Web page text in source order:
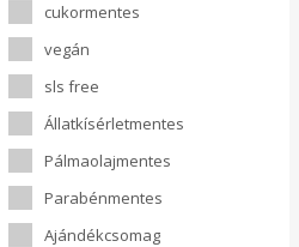
cukormentes
vegán
sls free
Állatkísérletmentes
Pálmaolajmentes
Parabénmentes
Ajándékcsomag